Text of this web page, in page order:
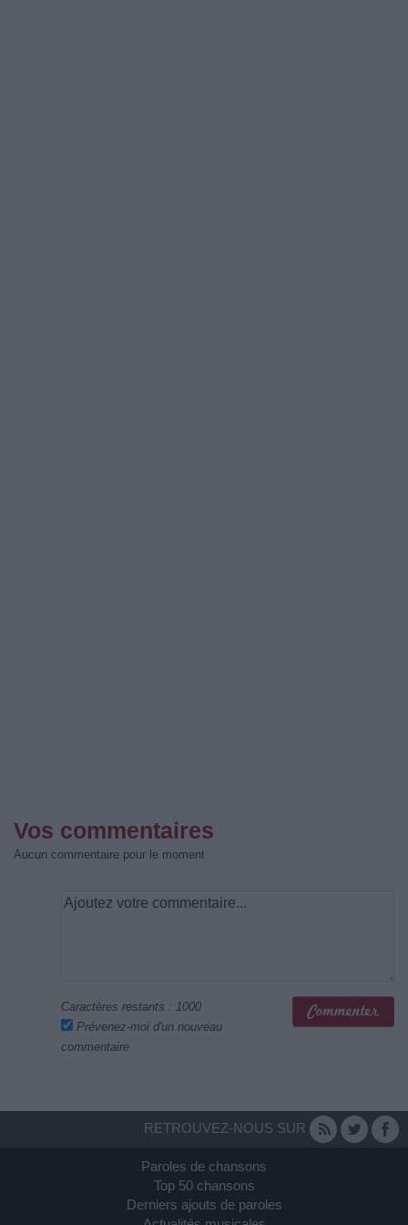
Vos commentaires
Aucun commentaire pour le moment
Caractères restants : 1000
Prévenez-moi d'un nouveau
commentaire
RETROUVEZ-NOUS SUR
Paroles de chansons
Top 50 chansons
Derniers ajouts de paroles